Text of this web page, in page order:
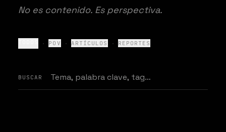
No es contenido. Es perspectiva.
· POV · ARTÍCULOS · REPORTES
BUSCAR